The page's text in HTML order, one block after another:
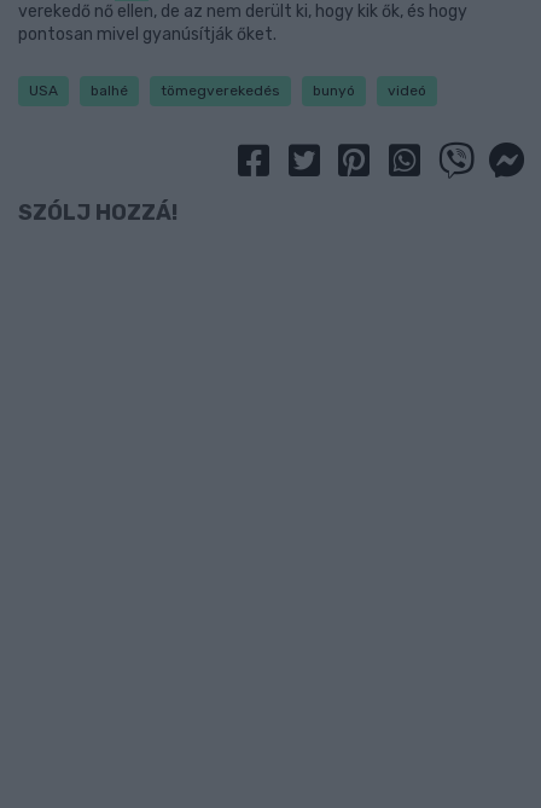
verekedő nő ellen, de az nem derült ki, hogy kik ők, és hogy
pontosan mivel gyanúsítják őket.
USA balhé tömegverekedés bunyó videó
SZÓLJ HOZZÁ!